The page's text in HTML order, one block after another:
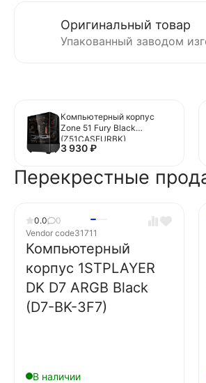
Оригинальный товар
Упакованный заводом
Компьютерный корпус
Zone 51 Fury Black
(Z51CASFURBK)
3 930₽
Перекрестные
0.0
0
Vendor code31711
Компьютерный
корпус 1STPLAYER
DK D7 ARGB Black
(D7-BK-3F7)
В наличии